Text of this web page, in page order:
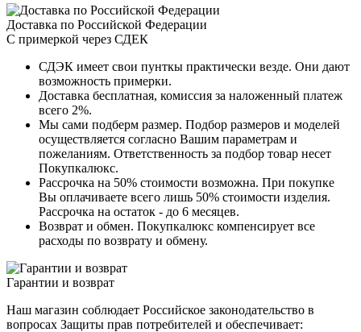
Доставка по Российской Федерации
С примеркой через СДЕК
СДЭК имеет свои пунткы практически везде. Они дают
возможность примерки.
Доставка бесплатная, комиссия за наложенный платеж
всего 2%.
Мы сами подберм размер. Подбор размеров и моделей
осуществляется согласно Вашим параметрам и
пожеланиям. Ответственность за подбор товар несет
Покупкалюкс.
Рассрочка на 50% стоимости возможна. При покупке
Вы оплачиваете всего лишь 50% стоимости изделия.
Рассрочка на остаток - до 6 месяцев.
Возврат и обмен. Покупкалюкс компенсирует все
расходы по возврату и обмену.
Гарантии и возврат
Наш магазин соблюдает Российское законодательство в
вопросах Защиты прав потребителей и обеспечивает: